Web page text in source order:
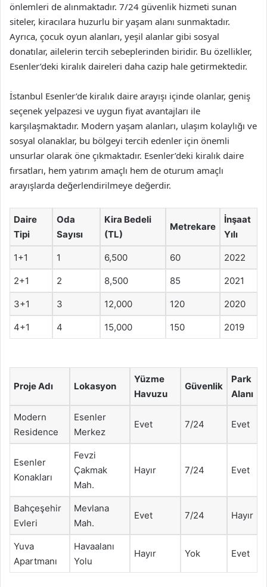
önlemleri de alınmaktadır. 7/24 güvenlik hizmeti sunan
siteler, kiracılara huzurlu bir yaşam alanı sunmaktadır.
Ayrıca, çocuk oyun alanları, yeşil alanlar gibi sosyal
donatılar, ailelerin tercih sebeplerinden biridir. Bu özellikler,
Esenler’deki kiralık daireleri daha cazip hale getirmektedir.
İstanbul Esenler’de kiralık daire arayışı içinde olanlar, geniş
seçenek yelpazesi ve uygun fiyat avantajları ile
karşılaşmaktadır. Modern yaşam alanları, ulaşım kolaylığı ve
sosyal olanaklar, bu bölgeyi tercih edenler için önemli
unsurlar olarak öne çıkmaktadır. Esenler’deki kiralık daire
fırsatları, hem yatırım amaçlı hem de oturum amaçlı
arayışlarda değerlendirilmeye değerdir.
Daire
Tipi
Oda
Sayısı
Kira Bedeli
(TL)
Metrekare
İnşaat
Yılı
1+1 1 6,500 60 2022
2+1 2 8,500 85 2021
3+1 3 12,000 120 2020
4+1 4 15,000 150 2019
Proje Adı Lokasyon
Yüzme
Havuzu
Güvenlik
Park
Alanı
Modern
Residence
Esenler
Merkez
Evet 7/24 Evet
Esenler
Konakları
Fevzi
Çakmak
Mah.
Hayır 7/24 Evet
Bahçeşehir
Evleri
Mevlana
Mah.
Evet 7/24 Hayır
Yuva
Apartmanı
Havaalanı
Yolu
Hayır Yok Evet